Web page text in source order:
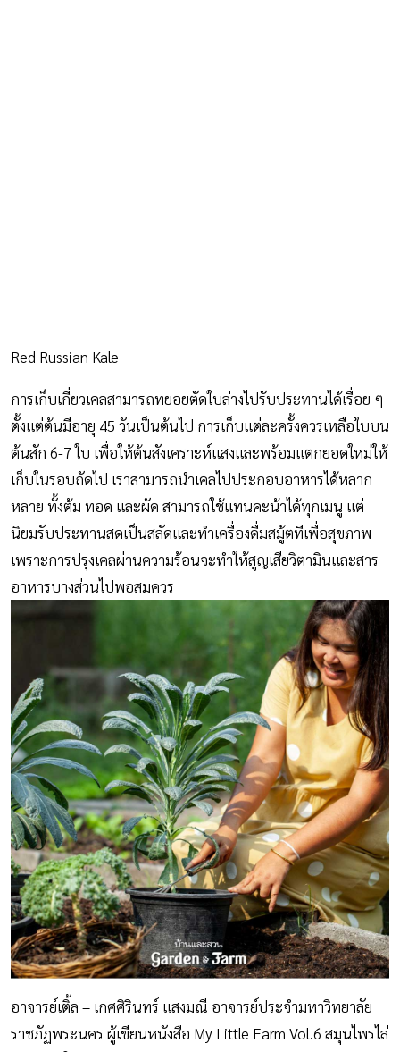
Red Russian Kale
การเก็บเกี่ยวเคลสามารถทยอยตัดใบล่างไปรับประทานได้เรื่อย ๆ
ตั้งแต่ต้นมีอายุ 45 วันเป็นต้นไป การเก็บแต่ละครั้งควรเหลือใบบน
ต้นสัก 6-7 ใบ เพื่อให้ต้นสังเคราะห์แสงและพร้อมแตกยอดใหม่ให้
เก็บในรอบถัดไป เราสามารถนำเคลไปประกอบอาหารได้หลาก
หลาย ทั้งต้ม ทอด และผัด สามารถใช้แทนคะน้าได้ทุกเมนู แต่
นิยมรับประทานสดเป็นสลัดและทำเครื่องดื่มสมู้ตทีเพื่อสุขภาพ
เพราะการปรุงเคลผ่านความร้อนจะทำให้สูญเสียวิตามินและสาร
อาหารบางส่วนไปพอสมควร
อาจารย์เติ้ล – เกศศิรินทร์ แสงมณี อาจารย์ประจำมหาวิทยาลัย
ราชภัฏพระนคร ผู้เขียนหนังสือ My Little Farm Vol.6 สมุนไพรไล่